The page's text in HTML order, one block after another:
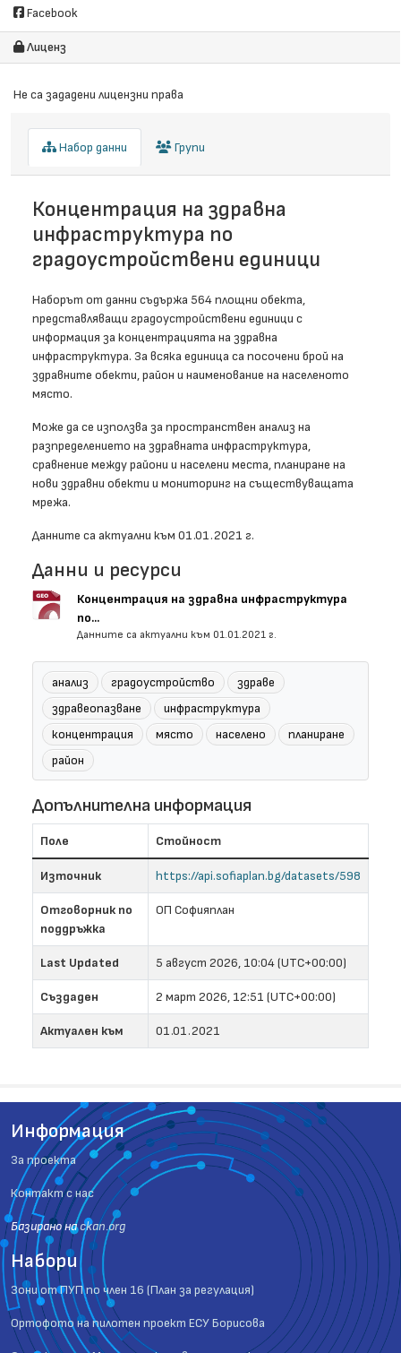
Facebook
Лиценз
Не са зададени лицензни права
Набор данни Групи
Концентрация на здравна
инфраструктура по
градоустройствени единици
Наборът от данни съдържа 564 площни обекта,
представляващи градоустройствени единици с
информация за концентрацията на здравна
инфраструктура. За всяка единица са посочени брой на
здравните обекти, район и наименование на населеното
място.
Може да се използва за пространствен анализ на
разпределението на здравната инфраструктура,
сравнение между райони и населени места, планиране на
нови здравни обекти и мониторинг на съществуващата
мрежа.
Данните са актуални към 01.01.2021 г.
Данни и ресурси
Концентрация на здравна инфраструктура
по...
Данните са актуални към 01.01.2021 г.
анализ градоустройство
здраве
здравеопазване
инфраструктура
концентрация
място населено
планиране
район
Допълнителна информация
Поле Стойност
Източник https://api.sofiaplan.bg/datasets/598
Отговорник по
поддръжка
ОП Софияплан
Last Updated 5 август 2026, 10:04 (UTC+00:00)
Създаден 2 март 2026, 12:51 (UTC+00:00)
Актуален към 01.01.2021
Информация
За проекта
Контакт с нас
Базиранo наckan.org
Набори
Зони от ПУП по член 16 (План за регулация)
Ортофото на пилотен проект ЕСУ Борисова